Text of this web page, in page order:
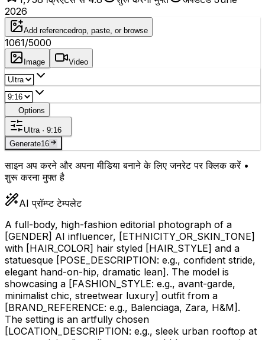
2026
Add referencedrop, paste, or browse
1061/5000
Image Video
Options
Ultra · 9:16
Generate16
साइन अप करने और अपना मीडिया बनाने के लिए जनरेट पर क्लिक करें •
शुरू करना मुफ्त है
AI प्रॉम्प्ट टेम्पलेट
A full-body, high-fashion editorial photograph of a
[GENDER] AI influencer, [ETHNICITY_OR_SKIN_TONE]
with [HAIR_COLOR] hair styled [HAIR_STYLE] and a
statuesque [POSE_DESCRIPTION: e.g., confident stride,
elegant hand-on-hip, dramatic lean]. The model is
showcasing a [FASHION_STYLE: e.g., avant-garde,
minimalist chic, streetwear luxury] outfit from a
[BRAND_REFERENCE: e.g., Balenciaga, Zara, H&M] .
The setting is an artfully chosen
[LOCATION_DESCRIPTION: e.g., sleek urban rooftop at